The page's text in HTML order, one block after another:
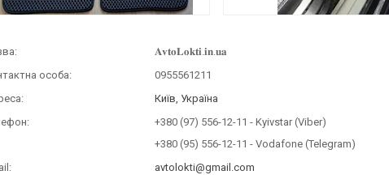
𝐀𝐯𝐭𝐨𝐋𝐨𝐤𝐭𝐢.𝐢𝐧.𝐮𝐚
0955561211
Київ, Україна
+380 (97) 556-12-11
Kyivstar (Viber)
+380 (95) 556-12-11
Vodafone (Telegram)
avtolokti@gmail.com